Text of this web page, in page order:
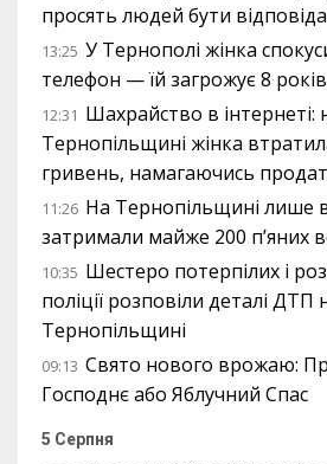
просять людей бути
13:25 У Тернополі жінка
телефон — їй загрожує 8
12:31 Шахрайство в інтернеті:
Тернопільщині жінка
гривень, намагаючись
11:26 На Тернопільщині лише
затримали майже 200 п’яних
10:35 Шестеро потерпілих і
поліції розповіли деталі ДТП
Тернопільщині
09:13 Свято нового врожаю:
Господнє або Яблучний Спас
5 Серпня